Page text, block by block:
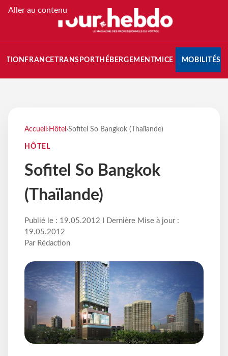
Aller au contenu
FRANCETRANSPORT HÉBERGEMENTMICE MOBILITÉS
Accueil › Hôtel ›Sofitel So Bangkok (Thaïlande)
HÔTEL
Sofitel So Bangkok
(Thaïlande)
Publié le : 19.05.2012 I Dernière Mise à jour :
19.05.2012
Par Rédaction